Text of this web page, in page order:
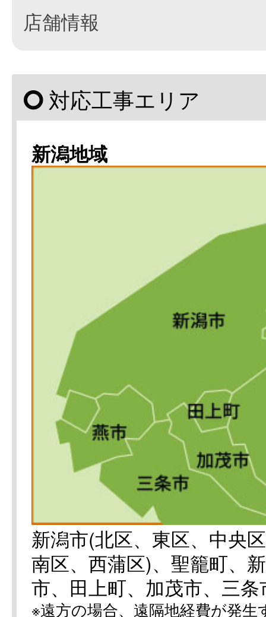
店舗情報
対応工事エリア
新潟地域
新潟市(北区、東区、中央
南区、西蒲区)、聖籠町、
市、田上町、加茂市、三
※遠方の場合、遠隔地経費が発